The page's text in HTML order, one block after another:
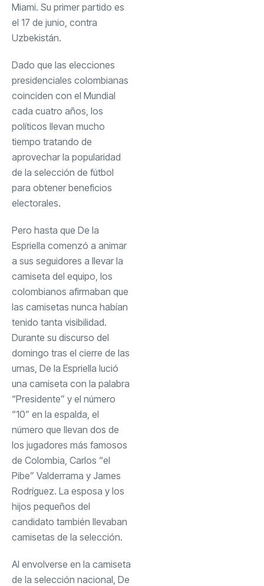
Miami. Su primer partido es
el 17 de junio, contra
Uzbekistán.
Dado que las elecciones
presidenciales colombianas
coinciden con el Mundial
cada cuatro años, los
políticos llevan mucho
tiempo tratando de
aprovechar la popularidad
de la selección de fútbol
para obtener beneficios
electorales.
Pero hasta que De la
Espriella comenzó a animar
a sus seguidores a llevar la
camiseta del equipo, los
colombianos afirmaban que
las camisetas nunca habían
tenido tanta visibilidad.
Durante su discurso del
domingo tras el cierre de las
urnas, De la Espriella lució
una camiseta con la palabra
“Presidente” y el número
“10” en la espalda, el
número que llevan dos de
los jugadores más famosos
de Colombia, Carlos “el
Pibe” Valderrama y James
Rodríguez. La esposa y los
hijos pequeños del
candidato también llevaban
camisetas de la selección.
Al envolverse en la camiseta
de la selección nacional, De